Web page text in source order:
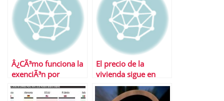
Â¿CÃ³mo funciona la
exenciÃ³n por
reinversiÃ³n en
vivienda habitual?
El precio de la
vivienda sigue en
caida libre…